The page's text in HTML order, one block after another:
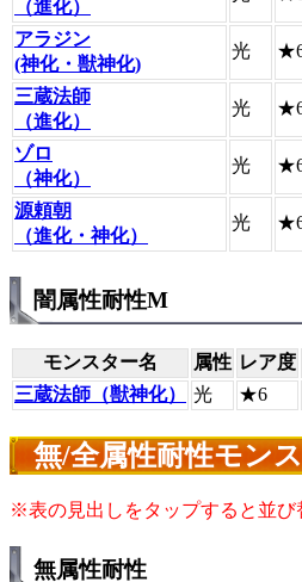
（進化）
アラジン
(神化・獣神化)
光
三蔵法師
（進化）
光
ゾロ
（神化）
光
源頼朝
（進化・神化）
光
闇属性耐性M
モンスター名 属性 レア度
三蔵法師（獣神化）
光 ★6
無/全属性耐性モン
※表の見出しをタップすると並び
無属性耐性